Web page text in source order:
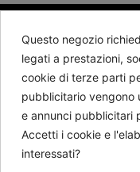
BARTORELLI 1882
Contattaci
Seguici
Newsletter
Questo negozio
legati a prestazioni,
cookie di terze parti
pubblicitario vengono
e annunci pubblicitari
Accetti i cookie e
interessati?